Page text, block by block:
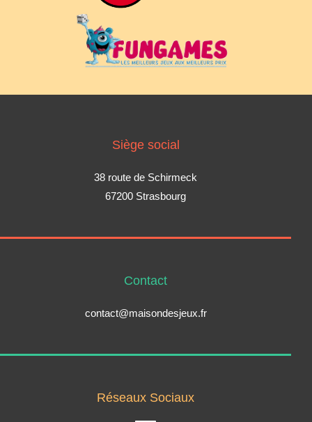
Siège social
38 route de Schirmeck
67200 Strasbourg
Contact
contact@maisondesjeux.fr
Réseaux Sociaux